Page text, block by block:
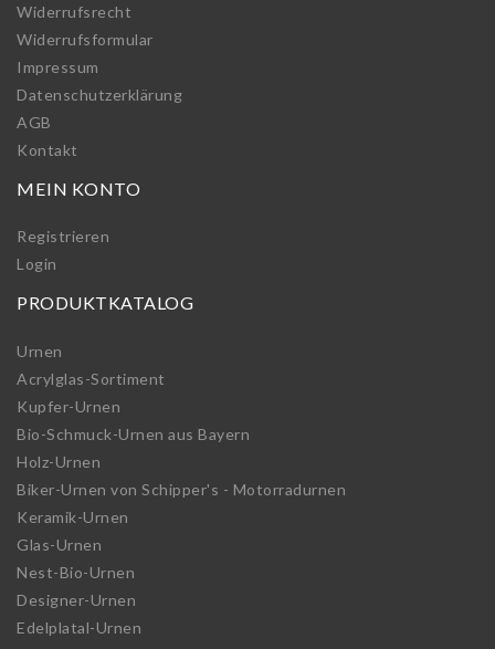
Widerrufs­recht
Widerrufs­formular
Impressum
Daten­schutz­erklärung
AGB
Kontakt
MEIN KONTO
Registrieren
Login
PRODUKTKATALOG
Urnen
Acrylglas-Sortiment
Kupfer-Urnen
Bio-Schmuck-Urnen aus Bayern
Holz-Urnen
Biker-Urnen von Schipper's - Motorradurnen
Keramik-Urnen
Glas-Urnen
Nest-Bio-Urnen
Designer-Urnen
Edelplatal-Urnen